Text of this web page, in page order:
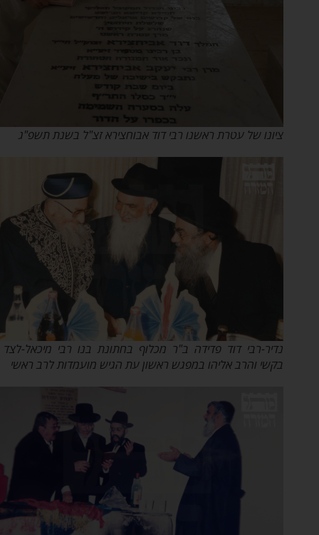
ציונו של עטרת ראשנו רבי דוד אבוחצירא זצ"ל בשנת תשפ"ג
נדיר-רבי דוד פדידה ב"ר מכלוף בחתונת בנו רבי מיכאל-לצד הרב
בקשי והרב אליהו במפגש ראשון עת הגיש מועמדות לרב ראשי